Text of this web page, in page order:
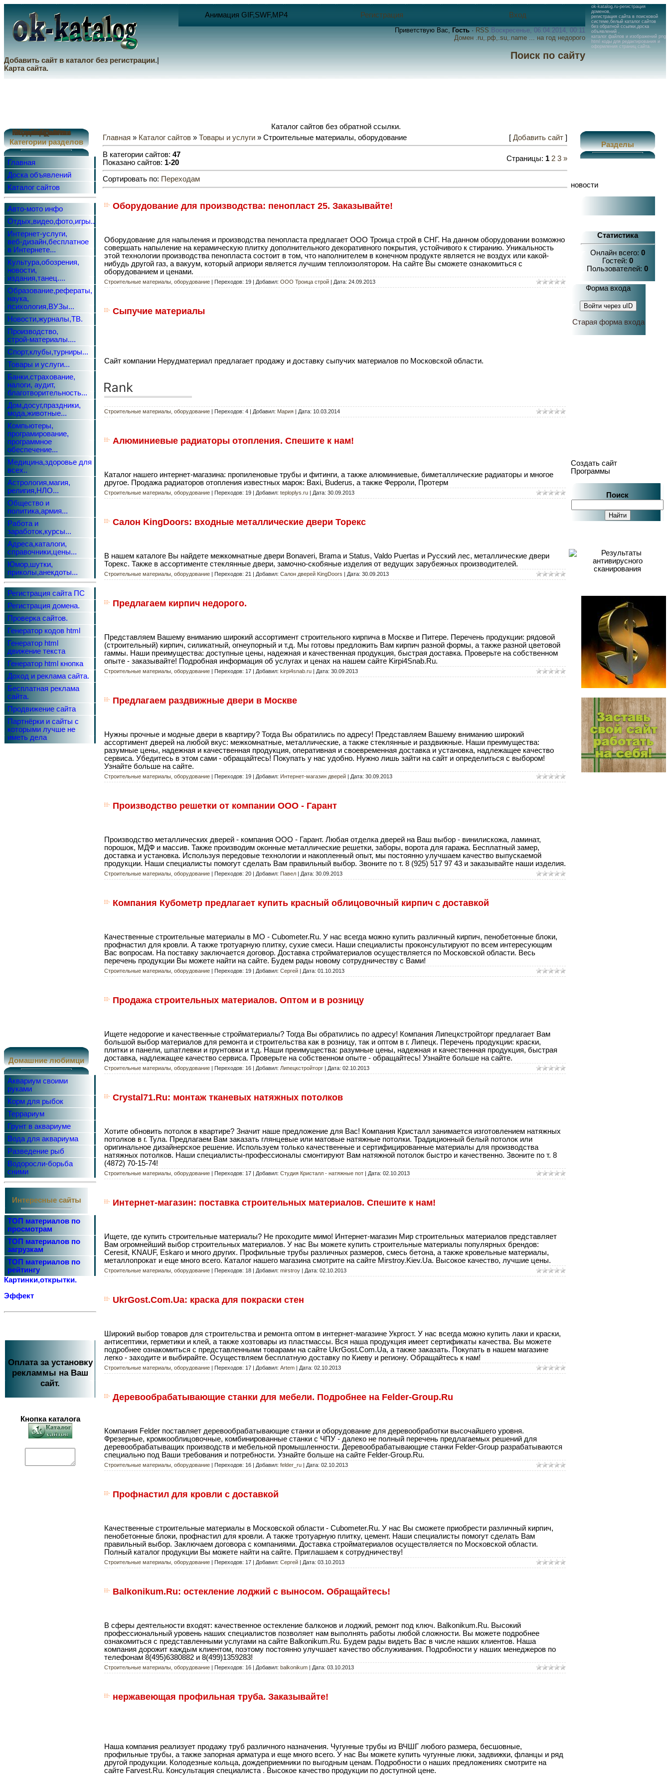
Добавить сайт в каталог без регистрации.
Карта сайта.
Анимация GIF,SWF,MP4 Регистрация Вход
Приветствую Вас, Гость · RSS.Воскресенье, 06.04.2014, 00:11
Домен .ru,.рф,.su,.name ... на год недорого
Поиск по сайту
ok-katalog.ru-регистрация
доменов,
регистрация сайта в поисковой
системе,белый каталог сайтов
без обратной ссылки,доска
объявлений ,
каталог файлов и изображений png
html коды для редактирования и
оформления страниц сайта.
Каталог сайтов
Разделы сайта
Сайт Домен
Каталог файлов
Коды скрипты
FAQ
Категории разделов
Главная
Доска объявлений
Каталог сайтов
Авто-мото инфо
Отдых,видео,фото,игры...
Интернет-услуги,
веб-дизайн,бесплатное
в Интернете...
Культура,обозрения,
новости,
издания,танец....
Образование,рефераты,
наука,
психология,ВУЗы...
Новости,журналы,ТВ.
Производство,
строй-материалы....
Спорт,клубы,турниры...
Товары и услуги...
Банки,страхование,
налоги, аудит,
благотворительность...
Дом,досуг,праздники,
мода,животные...
Компьютеры,
програмирование,
программное
обеспечение...
Медицина,здоровье для
всех..
Астрология,магия,
религия,НЛО...
Общество и
политика,армия...
Работа и
заработок,курсы...
Адреса,каталоги,
справочники,цены...
Юмор,шутки,
приколы,анекдоты...
Регистрация сайта ПС
Регистрация домена.
Проверка сайтов.
Генератор кодов html
Генератор html
движение текста
Генератор html кнопка
Доход и реклама сайта.
Бесплатная реклама
сайта.
Продвижение сайта
Партнёрки и сайты с
которыми лучше не
иметь дела
Домашние любимци
Аквариум своими
руками
Корм для рыбок
Террариум
Грунт в аквариуме
Вода для аквариума
Разведение рыб
Водоросли-борьба
сними
Интересные сайты
ТОП материалов по
просмотрам
ТОП материалов по
загрузкам
ТОП материалов по
рейтингу
Картинки,открытки.
Эффект
Оплата за установку
рекламмы на Ваш
сайт.
Кнопка каталога
Каталог сайтов без обратной ссылки.
Главная » Каталог сайтов » Товары и услуги » Строительные материалы, оборудование [ Добавить сайт ]
В категории сайтов: 47
Показано сайтов: 1-20 Страницы: 1 2 3 »
Сортировать по: Переходам
Оборудование для производства: пенопласт 25. Заказывайте!
Оборудование для напыления и производства пенопласта предлагает ООО Троица строй в СНГ. На данном оборудовании возможно
совершать напыление на керамическую плитку дополнительного декоративного покрытия, устойчивого к стиранию. Уникальность
этой технологии производства пенопласта состоит в том, что наполнителем в конечном продукте является не воздух или какой-
нибудь другой газ, а вакуум, который априори является лучшим теплоизолятором. На сайте Вы сможете ознакомиться с
оборудованием и ценами.
Строительные материалы, оборудование | Переходов: 19 | Добавил: ООО Троица строй | Дата: 24.09.2013
Сыпучие материалы
Сайт компании Нерудматериал предлагает продажу и доставку сыпучих материалов по Московской области.
Строительные материалы, оборудование | Переходов: 4 | Добавил: Мария | Дата: 10.03.2014
Алюминиевые радиаторы отопления. Спешите к нам!
Каталог нашего интернет-магазина: пропиленовые трубы и фитинги, а также алюминиевые, биметаллические радиаторы и многое
другое. Продажа радиаторов отопления известных марок: Baxi, Buderus, а также Ферроли, Протерм
Строительные материалы, оборудование | Переходов: 19 | Добавил: teploplys.ru | Дата: 30.09.2013
Салон KingDoors: входные металлические двери Торекс
В нашем каталоге Вы найдете межкомнатные двери Bonaveri, Brama и Status, Valdo Puertas и Русский лес, металлические двери
Торекс. Также в ассортименте стеклянные двери, замочно-скобяные изделия от ведущих зарубежных производителей.
Строительные материалы, оборудование | Переходов: 21 | Добавил: Салон дверей KingDoors | Дата: 30.09.2013
Предлагаем кирпич недорого.
Представляем Вашему вниманию широкий ассортимент строительного кирпича в Москве и Питере. Перечень продукции: рядовой
(строительный) кирпич, силикатный, огнеупорный и т.д. Мы готовы предложить Вам кирпич разной формы, а также разной цветовой
гаммы. Наши преимущества: доступные цены, надежная и качественная продукция, быстрая доставка. Проверьте на собственном
опыте - заказывайте! Подробная информация об услугах и ценах на нашем сайте Kirpi4Snab.Ru.
Строительные материалы, оборудование | Переходов: 17 | Добавил: kirpi4snab.ru | Дата: 30.09.2013
Предлагаем раздвижные двери в Москве
Нужны прочные и модные двери в квартиру? Тогда Вы обратились по адресу! Представляем Вашему вниманию широкий
ассортимент дверей на любой вкус: межкомнатные, металлические, а также стеклянные и раздвижные. Наши преимущества:
разумные цены, надежная и качественная продукция, оперативная и своевременная доставка и установка, надлежащее качество
сервиса. Убедитесь в этом сами - обращайтесь! Покупать у нас удобно. Нужно лишь зайти на сайт и определиться с выбором!
Узнайте больше на сайте.
Строительные материалы, оборудование | Переходов: 19 | Добавил: Интернет-магазин дверей | Дата: 30.09.2013
Производство решетки от компании ООО - Гарант
Производство металлических дверей - компания ООО - Гарант. Любая отделка дверей на Ваш выбор - винилискожа, ламинат,
порошок, МДФ и массив. Также производим оконные металлические решетки, заборы, ворота для гаража. Бесплатный замер,
доставка и установка. Используя передовые технологии и накопленный опыт, мы постоянно улучшаем качество выпускаемой
продукции. Наши специалисты помогут сделать Вам правильный выбор. Звоните по т. 8 (925) 517 97 43 и заказывайте наши изделия.
Строительные материалы, оборудование | Переходов: 20 | Добавил: Павел | Дата: 30.09.2013
Компания Кубометр предлагает купить красный облицовочный кирпич с доставкой
Качественные строительные материалы в МО - Cubometer.Ru. У нас всегда можно купить различный кирпич, пенобетонные блоки,
профнастил для кровли. А также тротуарную плитку, сухие смеси. Наши специалисты проконсультируют по всем интересующим
Вас вопросам. На поставку заключается договор. Доставка стройматериалов осуществляется по Московской области. Весь
перечень продукции Вы можете найти на сайте. Будем рады новому сотрудничеству с Вами!
Строительные материалы, оборудование | Переходов: 19 | Добавил: Сергей | Дата: 01.10.2013
Продажа строительных материалов. Оптом и в розницу
Ищете недорогие и качественные стройматериалы? Тогда Вы обратились по адресу! Компания Липецкстройторг предлагает Вам
большой выбор материалов для ремонта и строительства как в розницу, так и оптом в г. Липецк. Перечень продукции: краски,
плитки и панели, шпатлевки и грунтовки и т.д. Наши преимущества: разумные цены, надежная и качественная продукция, быстрая
доставка, надлежащее качество сервиса. Проверьте на собственном опыте - обращайтесь! Узнайте больше на сайте.
Строительные материалы, оборудование | Переходов: 16 | Добавил: Липецкстройторг | Дата: 02.10.2013
Crystal71.Ru: монтаж тканевых натяжных потолков
Хотите обновить потолок в квартире? Значит наше предложение для Вас! Компания Кристалл занимается изготовлением натяжных
потолков в г. Тула. Предлагаем Вам заказать глянцевые или матовые натяжные потолки. Традиционный белый потолок или
оригинальное дизайнерское решение. Используем только качественные и сертифицированные материалы для производства
натяжных потолков. Наши специалисты-профессионалы смонтируют Вам натяжной потолок быстро и качественно. Звоните по т. 8
(4872) 70-15-74!
Строительные материалы, оборудование | Переходов: 17 | Добавил: Студия Кристалл - натяжные пот | Дата: 02.10.2013
Интернет-магазин: поставка строительных материалов. Спешите к нам!
Ищете, где купить строительные материалы? Не проходите мимо! Интернет-магазин Мир строительных материалов представляет
Вам огромнейший выбор строительных материалов. У нас Вы можете купить строительные материалы популярных брендов:
Ceresit, KNAUF, Eskaro и много других. Профильные трубы различных размеров, смесь бетона, а также кровельные материалы,
металлопрокат и еще много всего. Каталог нашего магазина смотрите на сайте Mirstroy.Kiev.Ua. Высокое качество, лучшие цены.
Строительные материалы, оборудование | Переходов: 18 | Добавил: mirstroy | Дата: 02.10.2013
UkrGost.Com.Ua: краска для покраски стен
Широкий выбор товаров для строительства и ремонта оптом в интернет-магазине Укргост. У нас всегда можно купить лаки и краски,
антисептики, герметики и клей, а также хозтовары из пластмассы. Вся наша продукция имеет сертификаты качества. Вы можете
подробнее ознакомиться с представленными товарами на сайте UkrGost.Com.Ua, а также заказать. Покупать в нашем магазине
легко - заходите и выбирайте. Осуществляем бесплатную доставку по Киеву и региону. Обращайтесь к нам!
Строительные материалы, оборудование | Переходов: 17 | Добавил: Artem | Дата: 02.10.2013
Деревообрабатывающие станки для мебели. Подробнее на Felder-Group.Ru
Компания Felder поставляет деревообрабатывающие станки и оборудование для деревообработки высочайшего уровня.
Фрезерные, кромкооблицовочные, комбинированные станки с ЧПУ - далеко не полный перечень предлагаемых решений для
деревообрабатыващих производств и мебельной промышленности. Деревообрабатывающие станки Felder-Group разрабатываются
специально под Ваши требования и потребности. Узнайте больше на сайте Felder-Group.Ru.
Строительные материалы, оборудование | Переходов: 16 | Добавил: felder_ru | Дата: 02.10.2013
Профнастил для кровли с доставкой
Качественные строительные материалы в Московской области - Cubometer.Ru. У нас Вы сможете приобрести различный кирпич,
пенобетонные блоки, профнастил для кровли. А также тротуарную плитку, цемент. Наши специалисты помогут сделать Вам
правильный выбор. Заключаем договора с компаниями. Доставка стройматериалов осуществляется по Московской области.
Полный каталог продукции Вы можете найти на сайте. Приглашаем к сотрудничеству!
Строительные материалы, оборудование | Переходов: 17 | Добавил: Сергей | Дата: 03.10.2013
Balkonikum.Ru: остекление лоджий с выносом. Обращайтесь!
В сферы деятельности входят: качественное остекление балконов и лоджий, ремонт под ключ. Balkonikum.Ru. Высокий
профессиональный уровень наших специалистов позволяет нам выполнять работы любой сложности. Вы можете подробнее
ознакомиться с представленными услугами на сайте Balkonikum.Ru. Будем рады видеть Вас в числе наших клиентов. Наша
компания дорожит каждым клиентом, поэтому постоянно улучшает качество обслуживания. Подробности у наших менеджеров по
телефонам 8(495)6380882 и 8(499)1359283!
Строительные материалы, оборудование | Переходов: 16 | Добавил: balkonikum | Дата: 03.10.2013
нержавеющая профильная труба. Заказывайте!
Наша компания реализует продажу труб различного назначения. Чугунные трубы из ВЧШГ любого размера, бесшовные,
профильные трубы, а также запорная арматура и еще много всего. У нас Вы можете купить чугунные люки, задвижки, фланцы и ряд
другой продукции. Колодезные кольца, дождеприемники по выгодным ценам. Подробности о наших предложениях смотрите на
сайте Farvest.Ru. Консультация специалиста . Высокое качество продукции по доступной цене.
Разделы
новости
Статистика
Онлайн всего: 0
Гостей: 0
Пользователей: 0
Форма входа
Войти через uID
Старая форма входа
Создать сайт
Программы
Поиск